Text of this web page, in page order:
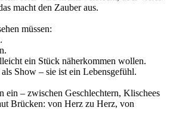
macht den Zauber aus.
müssen:
ein Stück näherkommen wollen.
Show – sie ist ein Lebensgefühl.
ein – zwischen Geschlechtern, Klischees
Brücken: von Herz zu Herz, von